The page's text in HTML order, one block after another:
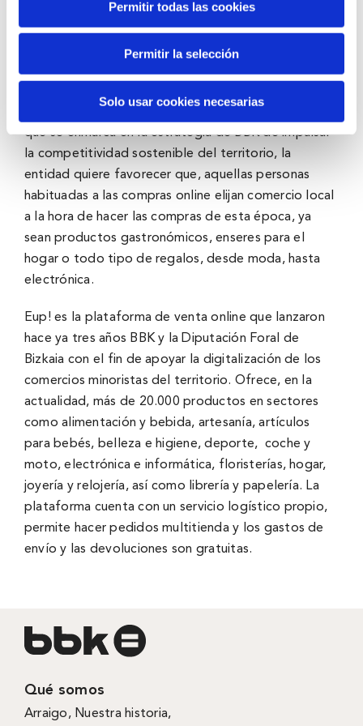
Permitir todas las cookies
Permitir la selección
Solo usar cookies necesarias
establecimiento o ser multitienda y los gastos de
envíos son gratuitos.
que se enmarca en la estrategia de BBK de impulsar
la competitividad sostenible del territorio, la
entidad quiere favorecer que, aquellas personas
habituadas a las compras online elijan comercio local
a la hora de hacer las compras de esta época, ya
sean productos gastronómicos, enseres para el
hogar o todo tipo de regalos, desde moda, hasta
electrónica.
Eup! es la plataforma de venta online que lanzaron
hace ya tres años BBK y la Diputación Foral de
Bizkaia con el fin de apoyar la digitalización de los
comercios minoristas del territorio. Ofrece, en la
actualidad, más de 20.000 productos en sectores
como alimentación y bebida, artesanía, artículos
para bebés, belleza e higiene, deporte, coche y
moto, electrónica e informática, floristerías, hogar,
joyería y relojería, así como librería y papelería. La
plataforma cuenta con un servicio logístico propio,
permite hacer pedidos multitienda y los gastos de
envío y las devoluciones son gratuitas.
Qué somos
Arraigo, Nuestra historia,